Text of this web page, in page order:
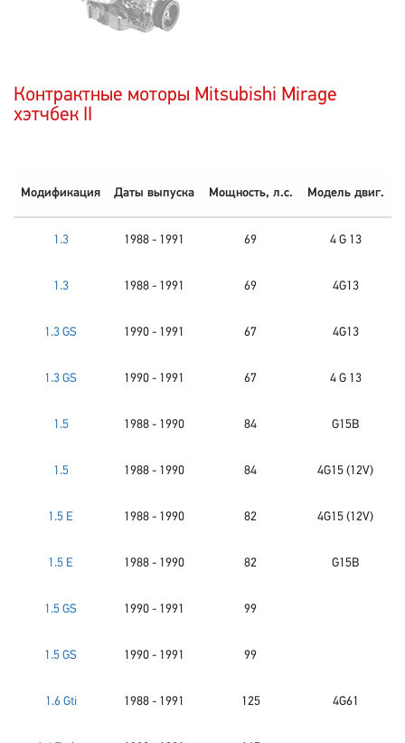
Контрактные моторы Mitsubishi Mirage
хэтчбек II
Модификация Даты выпуска Мощность, л.с. Модель двиг.
1.3 1988 - 1991 69 4 G 13
1.3 1988 - 1991 69 4G13
1.3 GS 1990 - 1991 67 4G13
1.3 GS 1990 - 1991 67 4 G 13
1.5 1988 - 1990 84 G15B
1.5 1988 - 1990 84 4G15 (12V)
1.5 E 1988 - 1990 82 4G15 (12V)
1.5 E 1988 - 1990 82 G15B
1.5 GS 1990 - 1991 99
1.5 GS 1990 - 1991 99
1.6 Gti 1988 - 1991 125 4G61